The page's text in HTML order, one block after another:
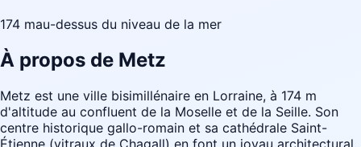
174 mau-dessus du niveau de la mer
À propos de Metz
Metz est une ville bisimillénaire en Lorraine, à 174 m
d'altitude au confluent de la Moselle et de la Seille. Son
centre historique gallo-romain et sa cathédrale Saint-
Étienne (vitraux de Chagall) en font un joyau architectural.